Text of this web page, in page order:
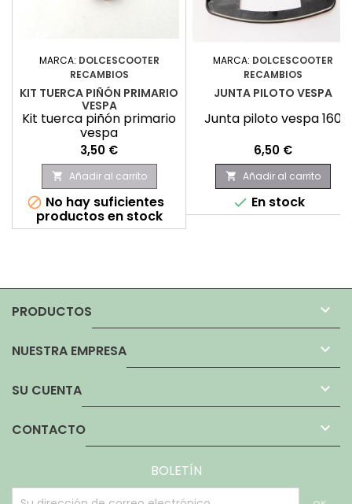
MARCA: DOLCESCOOTER
RECAMBIOS
KIT TUERCA PIÑÓN PRIMARIO
VESPA
Kit tuerca piñón primario
vespa
Precio
3,50 €
 Añadir al carrito
 No hay suficientes
productos en stock
MARCA: DOLCESCOOTER
RECAMBIOS
JUNTA PILOTO VESPA
Junta piloto vespa 160
Precio
6,50 €
 Añadir al carrito
 En stock
PRODUCTOS 
NUESTRA EMPRESA 
SU CUENTA 
CONTACTO 
BOLETÍN